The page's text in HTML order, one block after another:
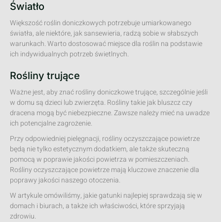
Światło
Większość roślin doniczkowych potrzebuje umiarkowanego
światła, ale niektóre, jak sansewieria, radzą sobie w słabszych
warunkach. Warto dostosować miejsce dla roślin na podstawie
ich indywidualnych potrzeb świetlnych.
Rośliny trujące
Ważne jest, aby znać rośliny doniczkowe trujące, szczególnie jeśli
w domu są dzieci lub zwierzęta. Rośliny takie jak bluszcz czy
dracena mogą być niebezpieczne. Zawsze należy mieć na uwadze
ich potencjalne zagrożenie.
Przy odpowiedniej pielęgnacji, rośliny oczyszczające powietrze
będą nie tylko estetycznym dodatkiem, ale także skuteczną
pomocą w poprawie jakości powietrza w pomieszczeniach.
Rośliny oczyszczające powietrze mają kluczowe znaczenie dla
poprawy jakości naszego otoczenia.
W artykule omówiliśmy, jakie gatunki najlepiej sprawdzają się w
domach i biurach, a także ich właściwości, które sprzyjają
zdrowiu.